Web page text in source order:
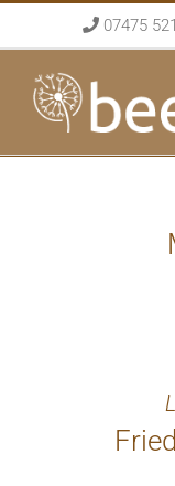
to
content
07475